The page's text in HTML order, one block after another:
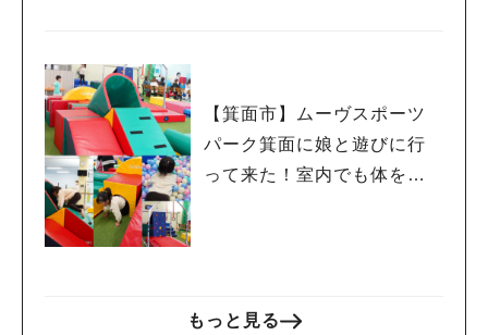
【箕面市】ムーヴスポーツ
パーク箕面に娘と遊びに行
って来た！室内でも体を動
もっと見る